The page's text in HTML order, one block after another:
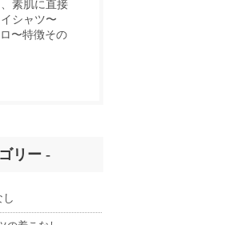
素肌に直接
シャツ〜
〜特徴その
リー -